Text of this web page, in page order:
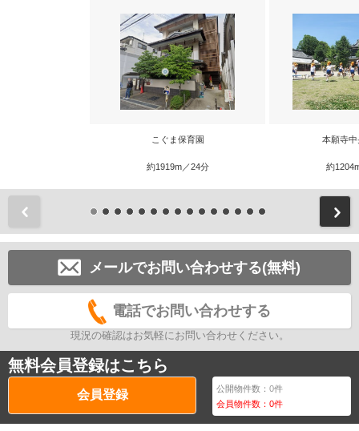
こぐま保育園
約1919m／24分
本願寺
約
メールでお問い合わせする(無料)
電話でお問い合わせする
現況の確認はお気軽にお問い合わせください。
無料会員登録はこちら
会員登録 公開物件数：0件
会員物件数：0件